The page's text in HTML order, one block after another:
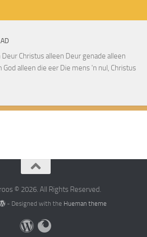
Christus alleen Deur genade alleen
God alleen die eer Die mens 'n nul, Christus
© 2026. All Rights Reserved.
- Designed with the Hueman theme